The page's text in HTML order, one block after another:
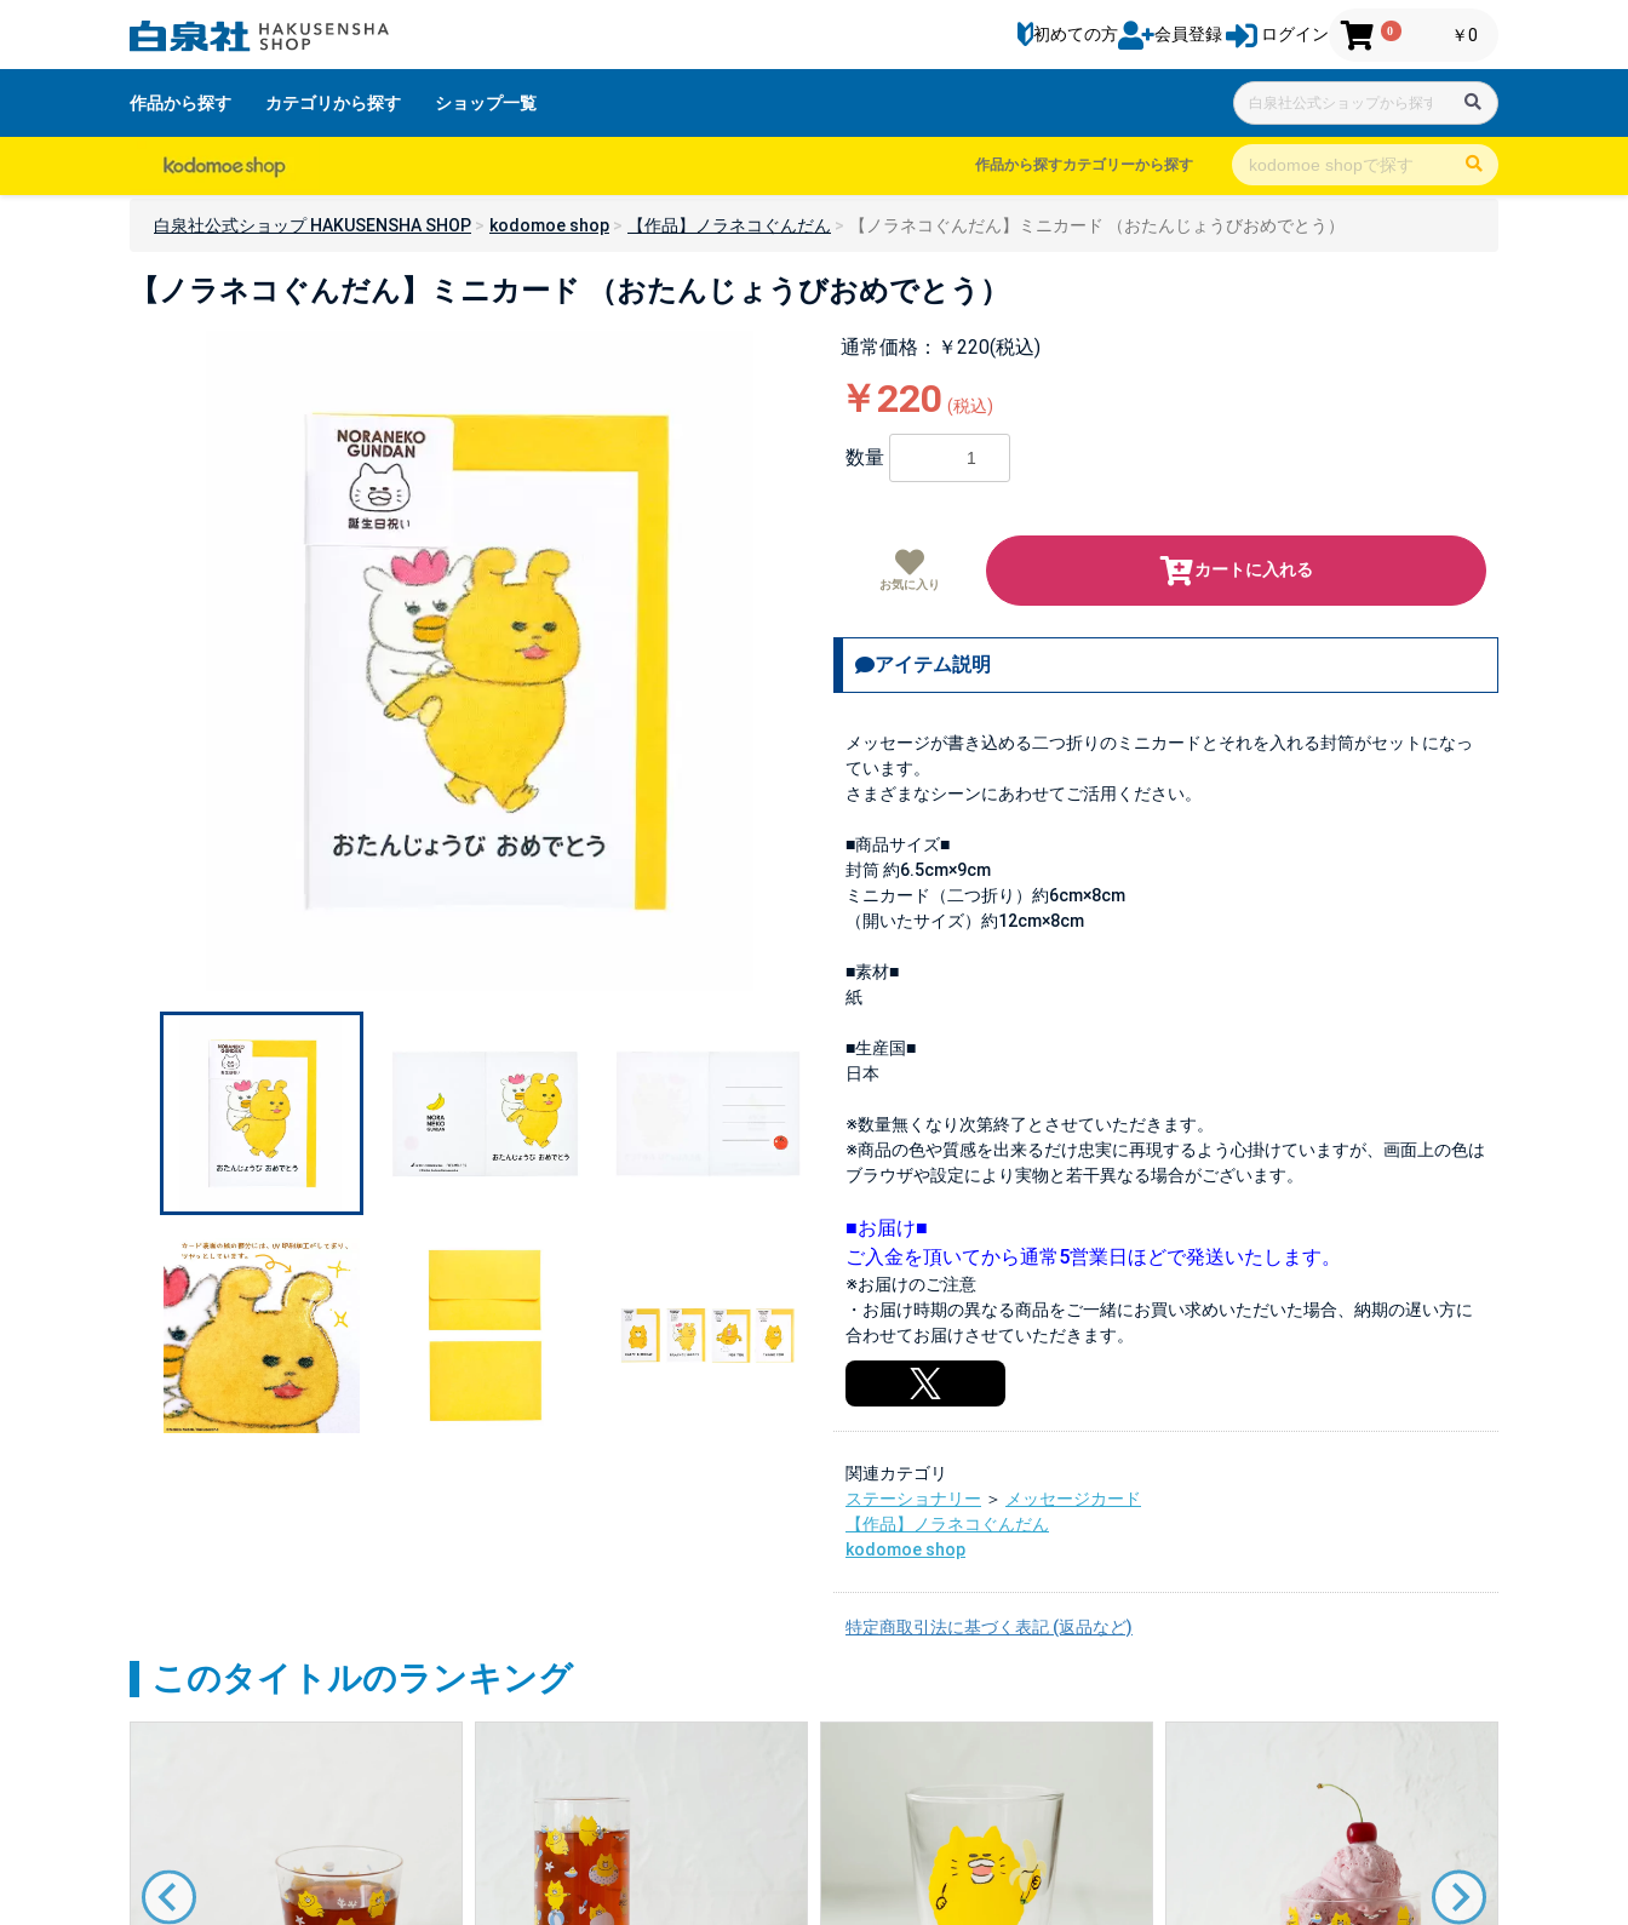
初めての方 会員登録 ログイン 0 ￥0
作品から探す カテゴリから探す ショップ一覧
作品から探すカテゴリーから探す
白泉社公式ショップ HAKUSENSHA SHOP kodomoe shop 【作品】ノラネコぐんだん 【ノラネコぐんだん】ミニカード （おたんじょうびおめでとう）
【ノラネコぐんだん】ミニカード （おたんじょうびおめでとう）
通常価格：￥220(税込)
￥220 (税込)
お気に入り
カートに入れる
数量
アイテム説明
メッセージが書き込める二つ折りのミニカードとそれを入れる封筒がセットになっ
ています。
さまざまなシーンにあわせてご活用ください。
■商品サイズ■
封筒 約6.5cm×9cm
ミニカード（二つ折り）約6cm×8cm
（開いたサイズ）約12cm×8cm
■素材■
紙
■生産国■
日本
※数量無くなり次第終了とさせていただきます。
※商品の色や質感を出来るだけ忠実に再現するよう心掛けていますが、画面上の色は
ブラウザや設定により実物と若干異なる場合がございます。
■お届け■
ご入金を頂いてから通常5営業日ほどで発送いたします。
※お届けのご注意
・お届け時期の異なる商品をご一緒にお買い求めいただいた場合、納期の遅い方に
合わせてお届けさせていただきます。
関連カテゴリ
ステーショナリー ＞
メッセージカード
【作品】ノラネコぐんだん
kodomoe shop
特定商取引法に基づく表記 (返品など)
このタイトルのランキング